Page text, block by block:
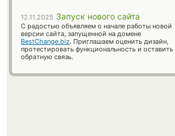
12.11.2025 Запуск нового сайта
С радостью объявляем о начале работы новой
версии сайта, запущенной на домене
BestChange.biz. Приглашаем оценить дизайн,
протестировать функциональность и оставить
обратную связь.